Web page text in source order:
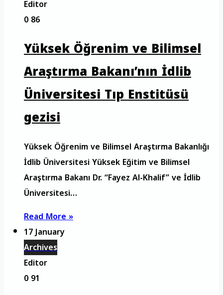
Editor
086
Yüksek Öğrenim ve Bilimsel
Araştırma Bakanı’nın İdlib
Üniversitesi Tıp Enstitüsü
gezisi
Yüksek Öğrenim ve Bilimsel Araştırma Bakanlığı
İdlib Üniversitesi Yüksek Eğitim ve Bilimsel
Araştırma Bakanı Dr. “Fayez Al-Khalif” ve İdlib
Üniversitesi…
Read More »
17 January
Archives
Editor
091